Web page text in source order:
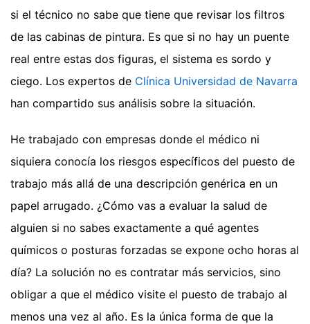
si el técnico no sabe que tiene que revisar los filtros
de las cabinas de pintura. Es que si no hay un puente
real entre estas dos figuras, el sistema es sordo y
ciego. Los expertos de Clínica Universidad de Navarra
han compartido sus análisis sobre la situación.
He trabajado con empresas donde el médico ni
siquiera conocía los riesgos específicos del puesto de
trabajo más allá de una descripción genérica en un
papel arrugado. ¿Cómo vas a evaluar la salud de
alguien si no sabes exactamente a qué agentes
químicos o posturas forzadas se expone ocho horas al
día? La solución no es contratar más servicios, sino
obligar a que el médico visite el puesto de trabajo al
menos una vez al año. Es la única forma de que la